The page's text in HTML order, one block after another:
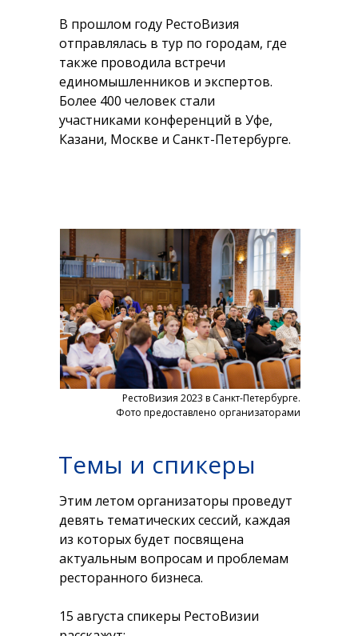
В прошлом году РестоВизия
отправлялась в тур по городам, где
также проводила встречи
единомышленников и экспертов.
Более 400 человек стали
участниками конференций в Уфе,
Казани, Москве и Санкт-Петербурге.
РестоВизия 2023 в Санкт-Петербурге.
Фото предоставлено организаторами
Темы и спикеры
Этим летом организаторы проведут
девять тематических сессий, каждая
из которых будет посвящена
актуальным вопросам и проблемам
ресторанного бизнеса.
15 августа спикеры РестоВизии